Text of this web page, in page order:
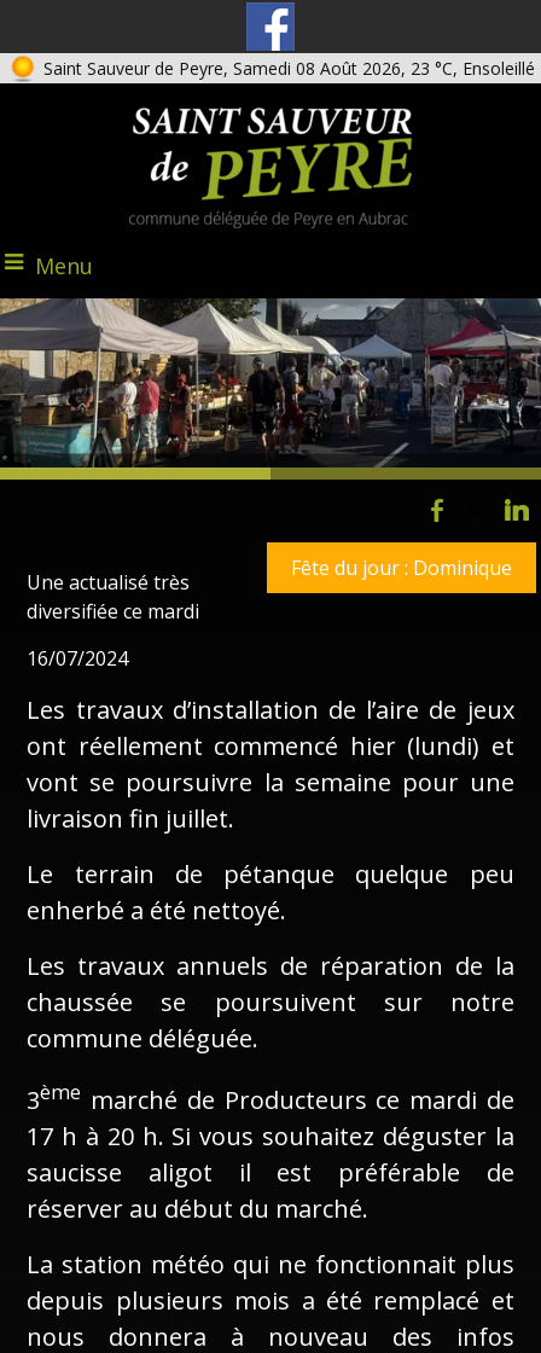
Saint Sauveur de Peyre, Samedi 08 Août 2026, 23 °C, Ensoleillé
Menu
@
Fête du jour : Dominique
Une actualisé très
diversifiée ce mardi
16/07/2024
Les travaux d’installation de l’aire de jeux
ont réellement commencé hier (lundi) et
vont se poursuivre la semaine pour une
livraison fin juillet.
Le terrain de pétanque quelque peu
enherbé a été nettoyé.
Les travaux annuels de réparation de la
chaussée se poursuivent sur notre
commune déléguée.
3ème marché de Producteurs ce mardi de
17 h à 20 h. Si vous souhaitez déguster la
saucisse aligot il est préférable de
réserver au début du marché.
La station météo qui ne fonctionnait plus
depuis plusieurs mois a été remplacé et
nous donnera à nouveau des infos